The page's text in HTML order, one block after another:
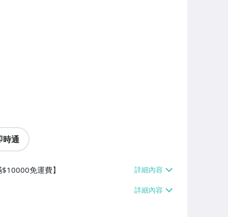
時通
免運費】